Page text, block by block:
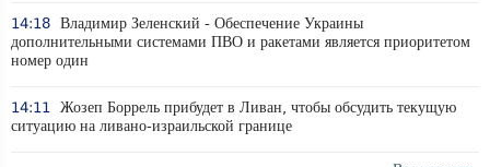
14:18 Владимир Зеленский - Обеспечение Украины
дополнительными системами ПВО и ракетами является приоритетом
номер один
14:11
Жозеп Боррель прибудет в Ливан, чтобы обсудить текущую
ситуацию на ливано-израильской границе